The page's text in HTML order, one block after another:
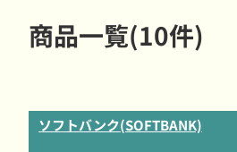
商品一覧(10件)
ソフトバンク(SOFTBANK)